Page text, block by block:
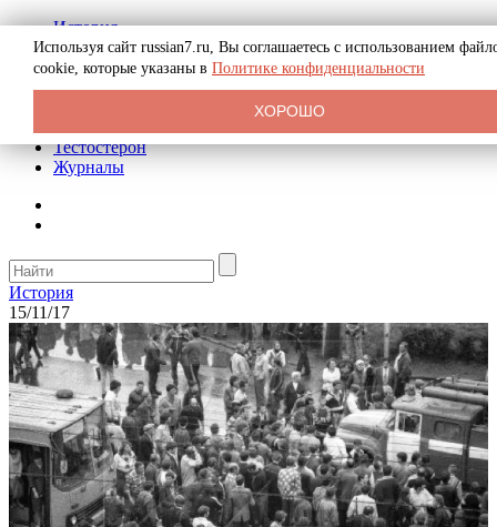
История
Биография
Криминал
Реклама на сайте
Тестостерон
Журналы
История
15/11/17
Используя сайт russian7.ru, Вы соглашаетесь с использованием
cookie, которые указаны в Политике конфиденциальности
ХОРОШО